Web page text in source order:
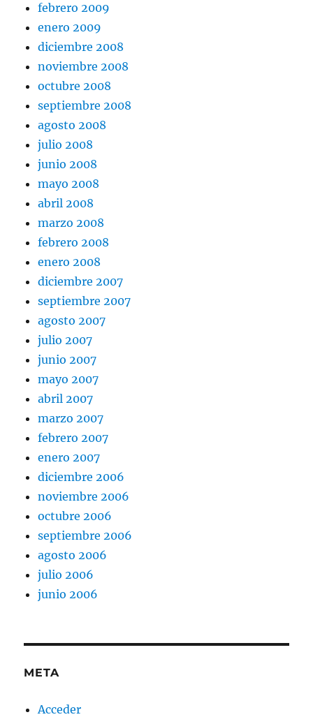
febrero 2009
enero 2009
diciembre 2008
noviembre 2008
octubre 2008
septiembre 2008
agosto 2008
julio 2008
junio 2008
mayo 2008
abril 2008
marzo 2008
febrero 2008
enero 2008
diciembre 2007
septiembre 2007
agosto 2007
julio 2007
junio 2007
mayo 2007
abril 2007
marzo 2007
febrero 2007
enero 2007
diciembre 2006
noviembre 2006
octubre 2006
septiembre 2006
agosto 2006
julio 2006
junio 2006
META
Acceder